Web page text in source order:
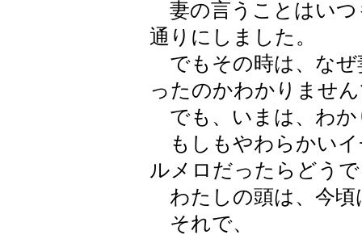
妻の言うことはいつ
通りにしました。
でもその時は、なぜ
ったのかわかりませ
でも、いまは、わか
もしもやわらかいイ
ルメロだったらどう
わたしの頭は、今頃
それで、